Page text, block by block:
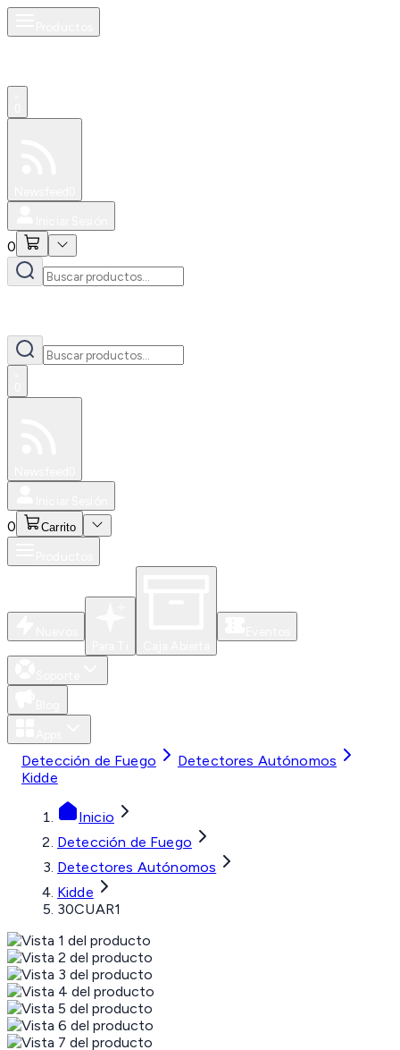
0
0 Carrito
Detección de Fuego
Detectores Autónomos
Kidde
Inicio
Detección de Fuego
Detectores Autónomos
Kidde
30CUAR1